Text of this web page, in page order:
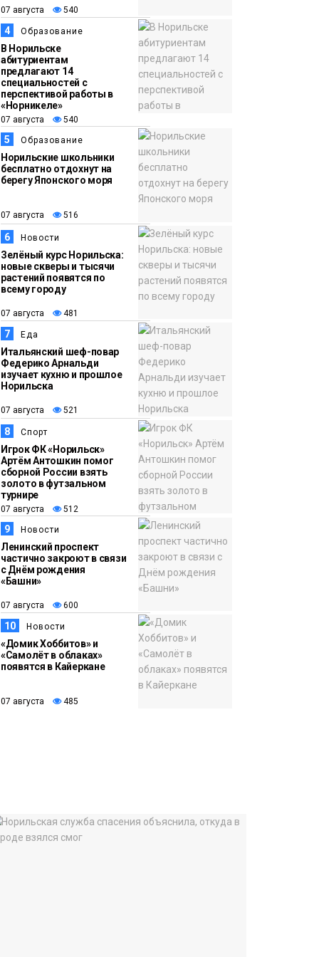
13:59
07 августа
Новости
«Домик Хоббитов» и
«Самолёт в облаках»
появятся в Кайеркане
07 августа 540
4 Образование
В Норильске
абитуриентам
предлагают 14
специальностей с
перспективой работы в
«Норникеле»
07 августа 540
5 Образование
Норильские школьники
бесплатно отдохнут на
берегу Японского моря
07 августа 516
6 Новости
Зелёный курс Норильска:
новые скверы и тысячи
растений появятся по
всему городу
07 августа 481
7 Еда
Итальянский шеф-повар
Федерико Арнальди
изучает кухню и прошлое
Норильска
07 августа 521
8 Спорт
Игрок ФК «Норильск»
Артём Антошкин помог
сборной России взять
золото в футзальном
турнире
07 августа 512
9 Новости
Ленинский проспект
частично закроют в связи
с Днём рождения
«Башни»
07 августа 600
10 Новости
«Домик Хоббитов» и
«Самолёт в облаках»
появятся в Кайеркане
07 августа 485